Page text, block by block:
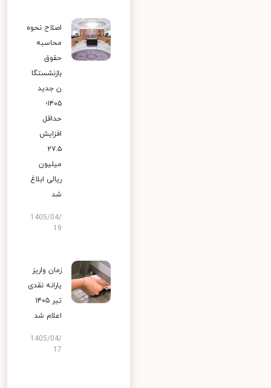
اصلاح نحوه
محاسبه
حقوق
بازنشستگا
ن جدید
۱۴۰۵؛
حداقل
افزایش
۲۷.۵
میلیون
ریالی ابلاغ
شد
1405/04/
19
زمان واریز
یارانه نقدی
تیر ۱۴۰۵
اعلام شد
1405/04/
17